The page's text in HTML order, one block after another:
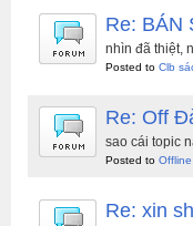
Re: BÁN
nhìn đã thiệt,
Posted to Clb
Re: Off
sao cái topic
Posted to
Re: xin